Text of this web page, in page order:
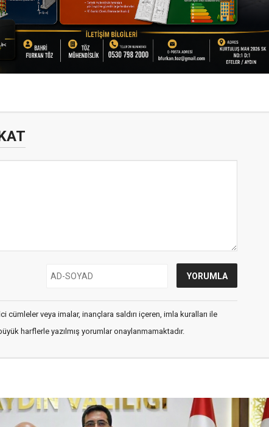
cümleler veya imalar, inançlara saldırı içeren, imla kuralları ile
harflerle yazılmış yorumlar onaylanmamaktadır.